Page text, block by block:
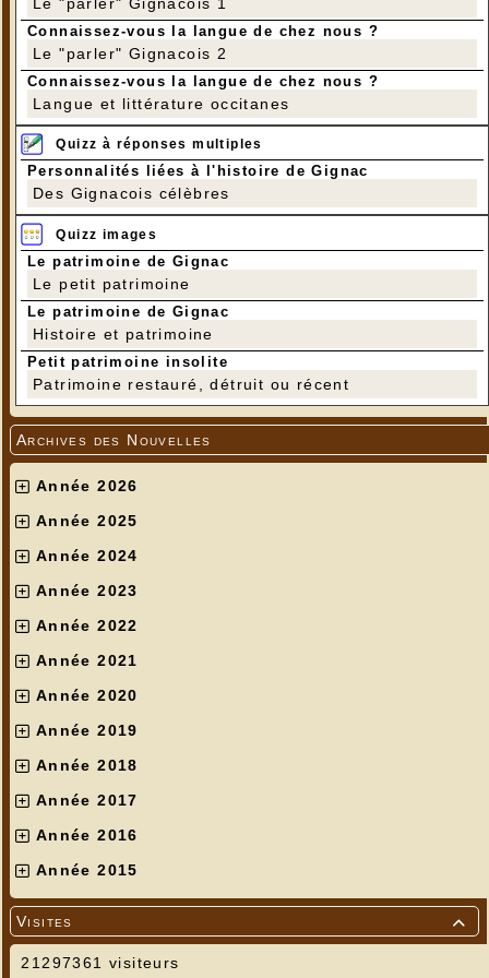
Connaissez-vous la langue de chez nous ?
Le "parler" Gignacois 2
Connaissez-vous la langue de chez nous ?
Langue et littérature occitanes
Quizz à réponses multiples
Personnalités liées à l'histoire de Gignac
Des Gignacois célèbres
Quizz images
Le patrimoine de Gignac
Le petit patrimoine
Le patrimoine de Gignac
Histoire et patrimoine
Petit patrimoine insolite
Patrimoine restauré, détruit ou récent
Archives des Nouvelles
Année 2026
Année 2025
Année 2024
Année 2023
Année 2022
Année 2021
Année 2020
Année 2019
Année 2018
Année 2017
Année 2016
Année 2015

Visites
21297361 visiteurs